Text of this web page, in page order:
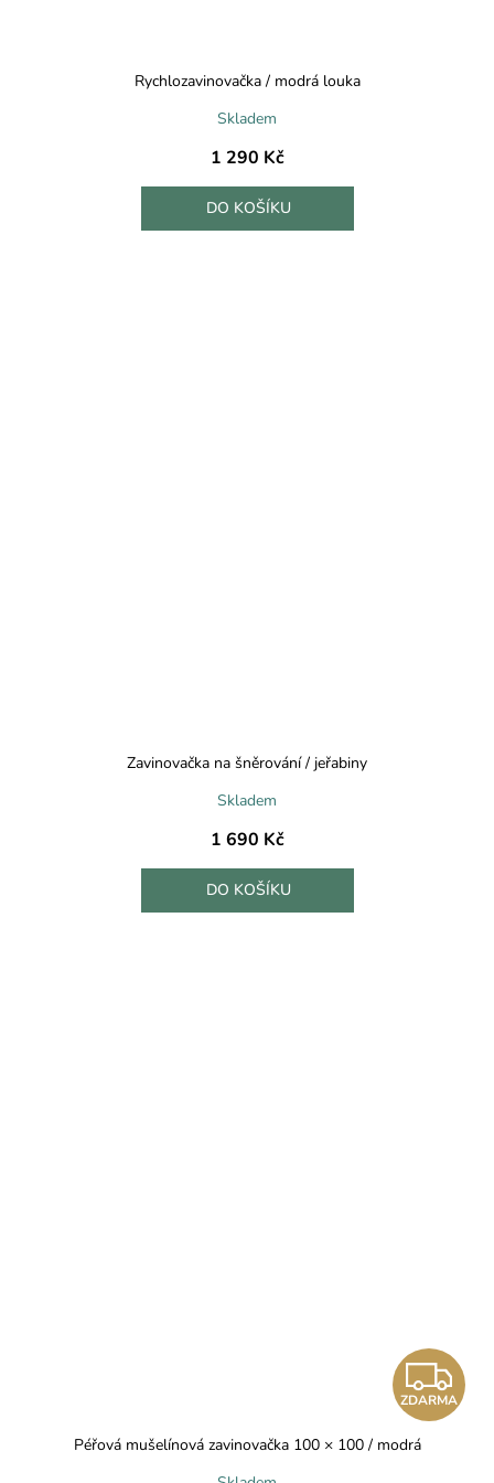
Rychlozavinovačka / modrá louka
Skladem
1 290 Kč
DO KOŠÍKU
Zavinovačka na šněrování / jeřabiny
Skladem
1 690 Kč
DO KOŠÍKU
Z
D
ZDARMA
Péřová mušelínová zavinovačka 100 × 100 / modrá